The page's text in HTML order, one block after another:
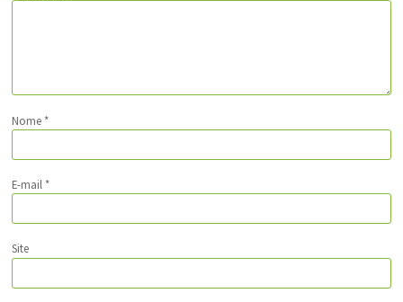
Nome *
E-mail *
Site